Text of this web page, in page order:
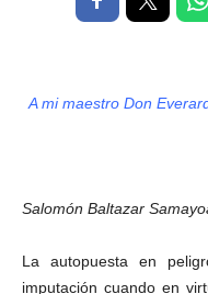
A mi maestro Don
Salomón Baltazar
La autopuesta en
imputación cuando en